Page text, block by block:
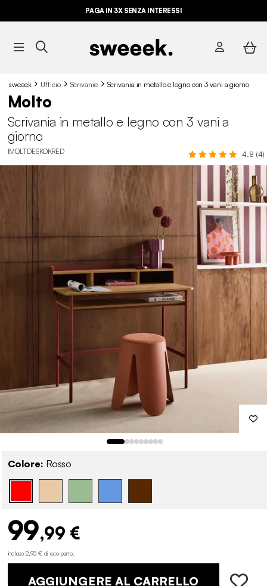
PAGA IN 3X SENZA INTERESSI
sweeek Ufficio Scrivanie Scrivania in metallo e legno con 3 vani a giorno
Molto
Scrivania in metallo e legno con 3 vani a
giorno
IMOLTDESKOKRED 4.8 (4)
Colore: Rosso
99,99 €
incluso 2,90 € di eco-parte.
AGGIUNGERE AL CARRELLO